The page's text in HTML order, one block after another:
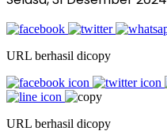
URL berhasil dicopy
URL berhasil dicopy